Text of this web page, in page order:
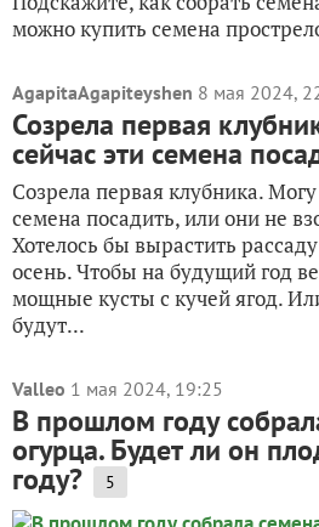
можно купить семена
AgapitaAgapiteyshen 8 мая 2024,
Созрела первая
сейчас эти семена
Созрела первая клубника.
семена посадить, или они не
Хотелось бы вырастить
осень. Чтобы на будущий год
мощные кусты с кучей ягод.
будут...
Valleo 1 мая 2024, 19:25
В прошлом году
огурца. Будет ли он
году? 5